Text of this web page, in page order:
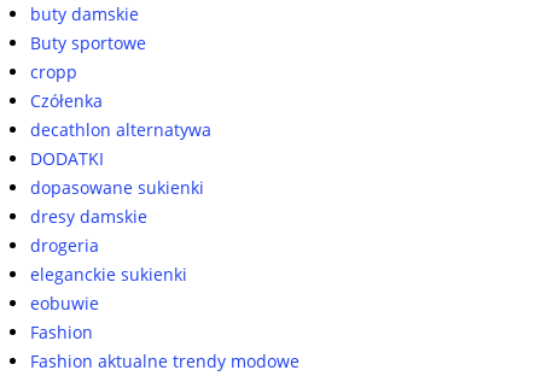
buty damskie
Buty sportowe
cropp
Czółenka
decathlon alternatywa
DODATKI
dopasowane sukienki
dresy damskie
drogeria
eleganckie sukienki
eobuwie
Fashion
Fashion aktualne trendy modowe